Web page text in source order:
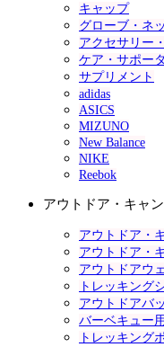
キャップ
グローブ・ネ
アクセサリー
ケア・サポー
サプリメント
adidas
ASICS
MIZUNO
New Balance
NIKE
Reebok
アウトドア・キャ
アウトドア・
アウトドア・
アウトドアウ
トレッキング
アウトドアバ
バーベキュー
トレッキング